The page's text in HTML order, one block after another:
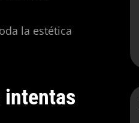
la estética